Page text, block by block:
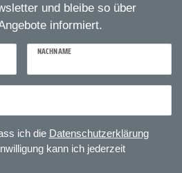
und bleibe so über
informiert.
NACHNAME
ich die Daten­schutz­erklärung
kann ich jederzeit